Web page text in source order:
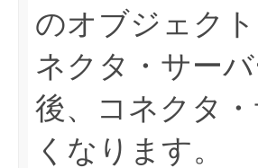
のオブジェク
ネクタ・サー
後、コネクタ
くなります。